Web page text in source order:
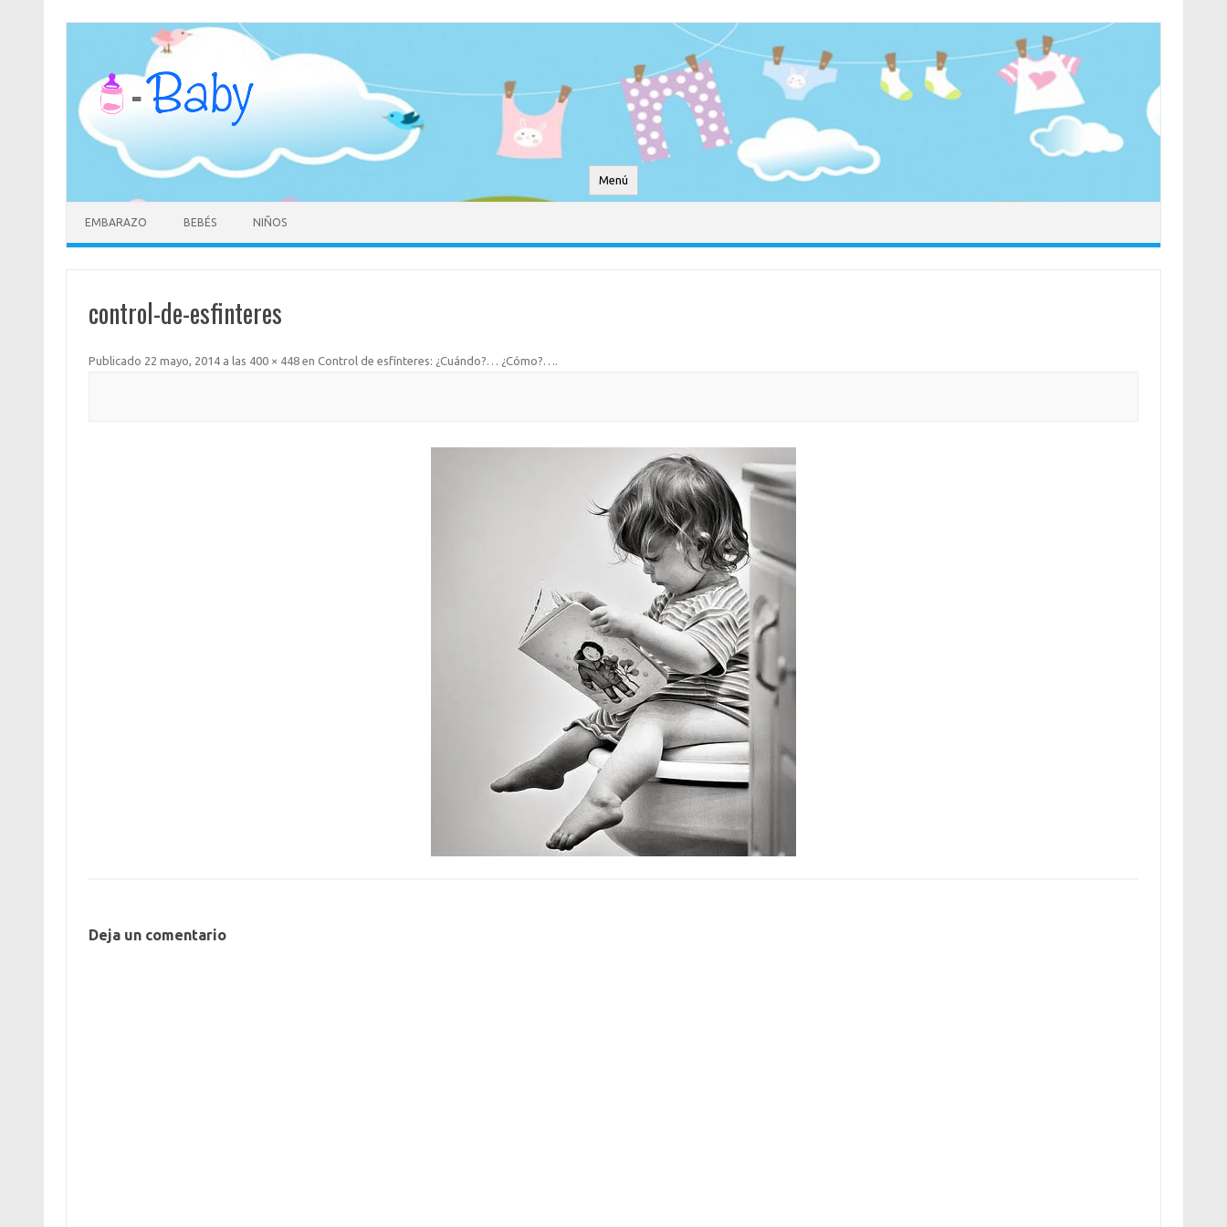
Saltar
Menú
EMBARAZO BEBÉS NIÑOS
control-de-esfinteres
Publicado 22 mayo, 2014a las 400 × 448en Control de esfínteres: ¿Cuándo?… ¿Cómo?….
Deja un comentario